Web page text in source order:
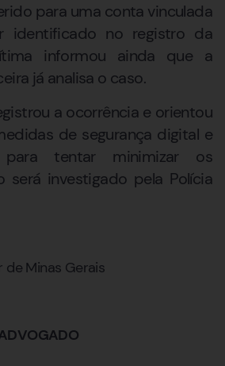
para uma conta vinculada
identificado no registro da
informou ainda que a
já analisa o caso.
a ocorrência e orientou
de segurança digital e
para tentar minimizar os
será investigado pela Polícia
de Minas Gerais